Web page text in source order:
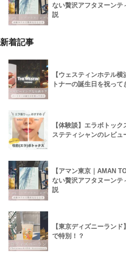
ない贅沢アフタヌーンテ
説
新着記事
【ウェスティンホテル
トナーの誕生日を祝って
【体験談】エラボトッ
ステティシャンのレビュ
【アマン東京｜AMAN
ない贅沢アフタヌーンテ
説
【東京ディズニーラン
で特別！？